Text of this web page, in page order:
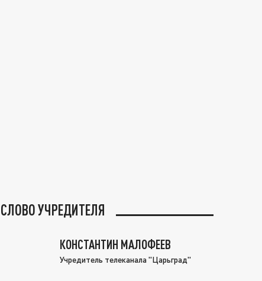
СЛОВО УЧРЕДИТЕЛЯ
КОНСТАНТИН МАЛОФЕЕВ
Учредитель телеканала "Царьград"